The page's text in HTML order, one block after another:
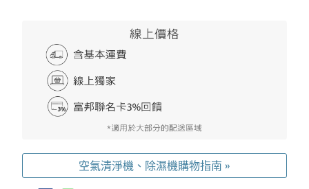
空氣清淨機、除濕機購物指南 »